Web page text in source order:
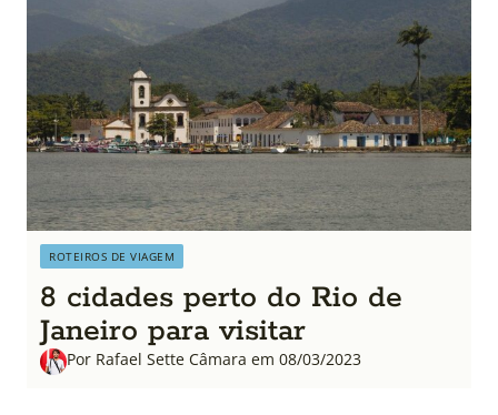
ROTEIROS DE VIAGEM
8 cidades perto do Rio de
Janeiro para visitar
Por Rafael Sette Câmara em 08/03/2023